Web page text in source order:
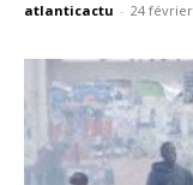
atlanticactu - 24 février